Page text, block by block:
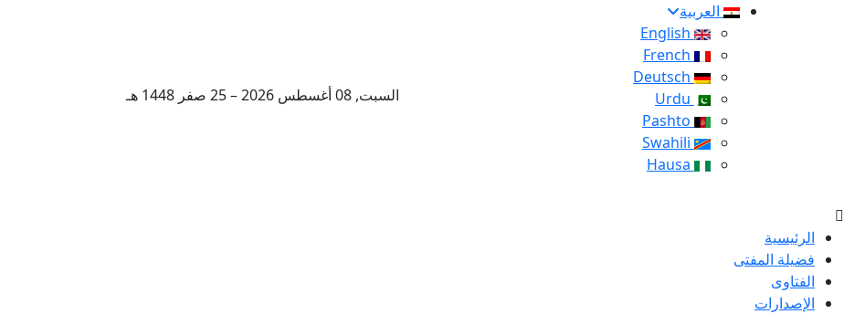
العربية
السبت, 08 أغسطس 2026 – 25 صفر 1448 هـ
الرئيسية
فضيلة المفتى
الفتاوى
الإصدارات